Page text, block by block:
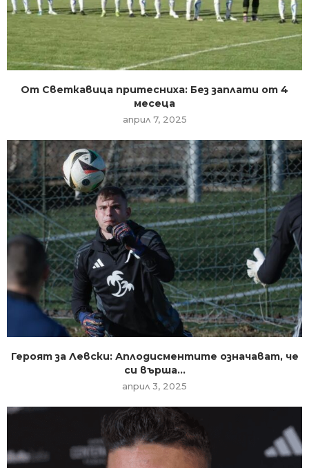
От Светкавица притесниха: Без заплати от 4
месеца
април 7, 2025
Героят за Левски: Аплодисментите означават, че
си върша...
април 3, 2025